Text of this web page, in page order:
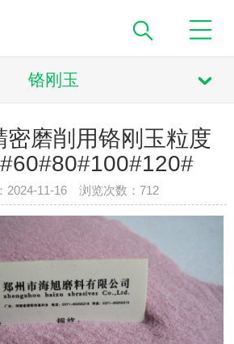
铬刚玉
密磨削用铬刚玉粒度
2024-11-16 浏览次数：712